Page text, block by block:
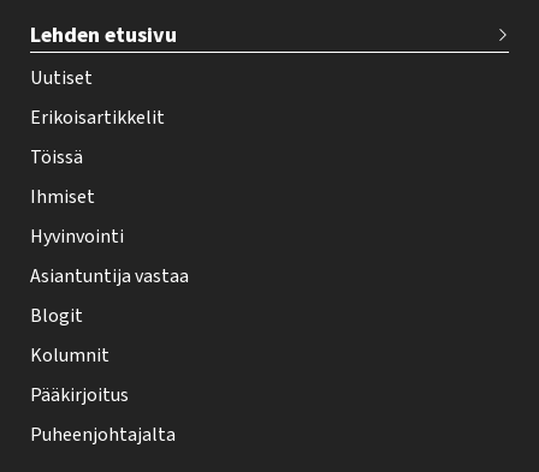
e
h
y
-
e
h
t
i
f
o
t
Lehden etusivu
Uutiset
Erikoisartikkelit
Töissä
Ihmiset
Hyvinvointi
Asiantuntija vastaa
Blogit
Kolumnit
Pääkirjoitus
Puheenjohtajalta